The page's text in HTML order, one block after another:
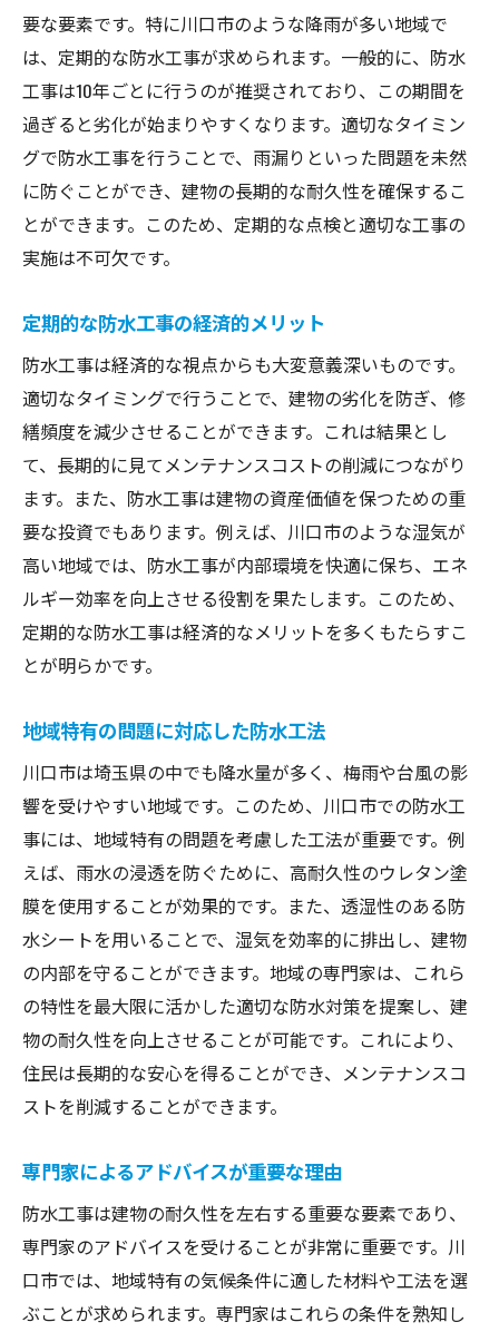
要な要素です。特に川口市のような降雨が多い地域で
は、定期的な防水工事が求められます。一般的に、防水
工事は10年ごとに行うのが推奨されており、この期間を
過ぎると劣化が始まりやすくなります。適切なタイミン
グで防水工事を行うことで、雨漏りといった問題を未然
に防ぐことができ、建物の長期的な耐久性を確保するこ
とができます。このため、定期的な点検と適切な工事の
実施は不可欠です。
定期的な防水工事の経済的メリット
防水工事は経済的な視点からも大変意義深いものです。
適切なタイミングで行うことで、建物の劣化を防ぎ、修
繕頻度を減少させることができます。これは結果とし
て、長期的に見てメンテナンスコストの削減につながり
ます。また、防水工事は建物の資産価値を保つための重
要な投資でもあります。例えば、川口市のような湿気が
高い地域では、防水工事が内部環境を快適に保ち、エネ
ルギー効率を向上させる役割を果たします。このため、
定期的な防水工事は経済的なメリットを多くもたらすこ
とが明らかです。
地域特有の問題に対応した防水工法
川口市は埼玉県の中でも降水量が多く、梅雨や台風の影
響を受けやすい地域です。このため、川口市での防水工
事には、地域特有の問題を考慮した工法が重要です。例
えば、雨水の浸透を防ぐために、高耐久性のウレタン塗
膜を使用することが効果的です。また、透湿性のある防
水シートを用いることで、湿気を効率的に排出し、建物
の内部を守ることができます。地域の専門家は、これら
の特性を最大限に活かした適切な防水対策を提案し、建
物の耐久性を向上させることが可能です。これにより、
住民は長期的な安心を得ることができ、メンテナンスコ
ストを削減することができます。
専門家によるアドバイスが重要な理由
防水工事は建物の耐久性を左右する重要な要素であり、
専門家のアドバイスを受けることが非常に重要です。川
口市では、地域特有の気候条件に適した材料や工法を選
ぶことが求められます。専門家はこれらの条件を熟知し